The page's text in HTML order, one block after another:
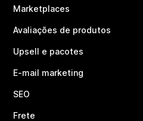
Marketplaces
Avaliações de produtos
Upsell e pacotes
E-mail marketing
SEO
Frete